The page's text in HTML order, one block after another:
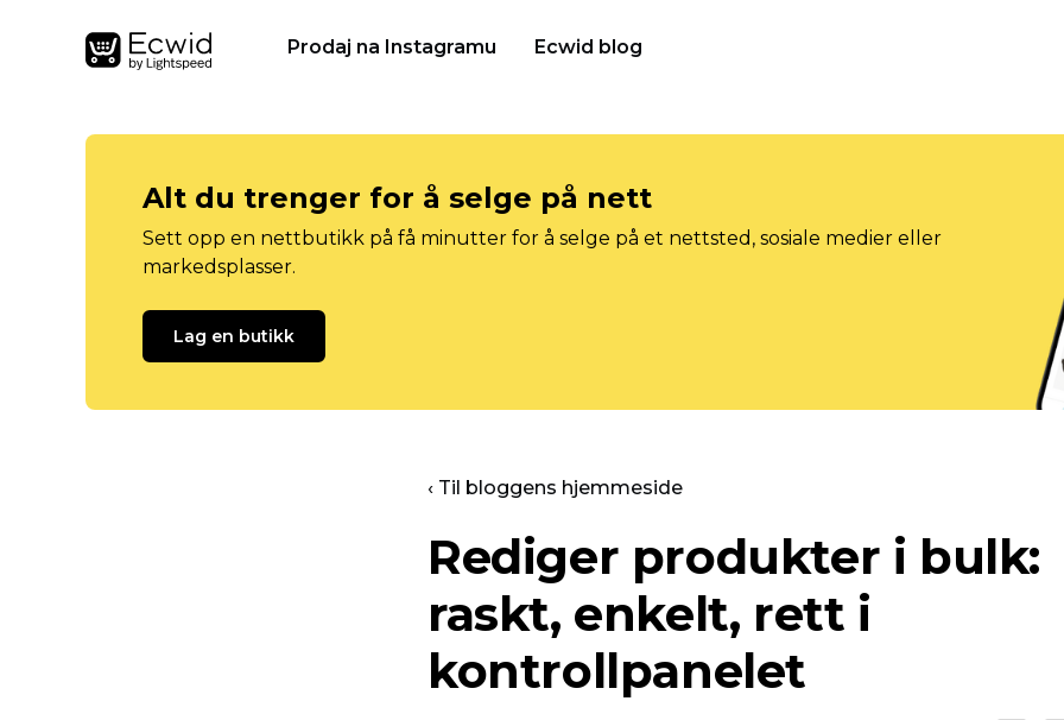
Prodaj na Instagramu Ecwid blog
Alt du trenger for å selge på nett
Sett opp en nettbutikk på få minutter for å selge på et nettsted, sosiale medier eller
markedsplasser.
Lag en butikk
‹ Til bloggens hjemmeside
Rediger produkter i bulk:
raskt, enkelt, rett i
kontrollpanelet